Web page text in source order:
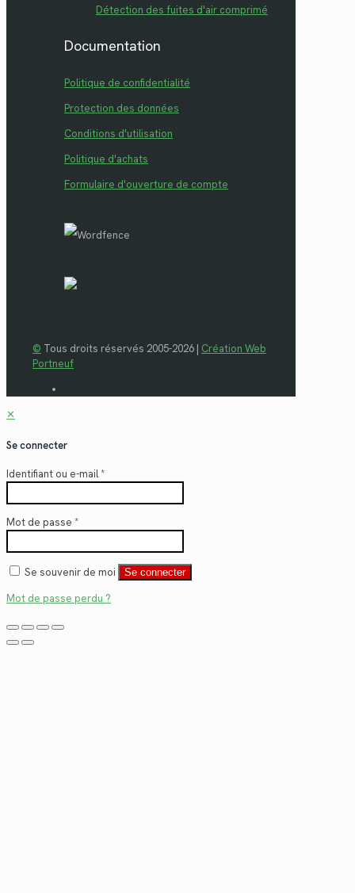
Détection des fuites d'air comprimé
Documentation
Politique de confidentialité
Protection des données
Conditions d'utilisation
Politique d'achats
Formulaire d'ouverture de compte
© Tous droits réservés 2005-2026 | Création Web
Portneuf
✕
Se connecter
Identifiant ou e-mail*
Mot de passe *
Se souvenir de moi Se connecter
Mot de passe perdu ?